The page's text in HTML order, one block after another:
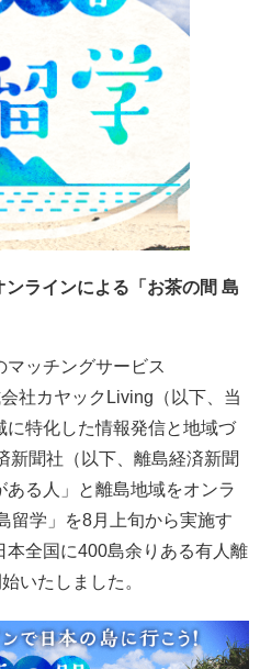
ラインによる「お茶の間 島
ッチングサービス
社カヤックLiving（以下、当
特化した情報発信と地域づ
新聞社（以下、離島経済新聞
る人」と離島地域をオンラ
留学」を8月上旬から実施す
本全国に400島余りある有人離
いたしました。